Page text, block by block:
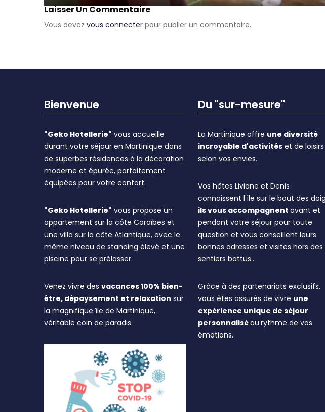
Laisser Un Commentaire
Vous devez vous connecter pour publier un commentaire.
Bienvenue
"Geko Hotellerie" vous accueille
durant votre séjour en Martinique dans
de superbes résidences à la décoration
moderne et épurée, parfaitement
équipées pour votre confort.
"Geko Hotellerie" vous propose un
appartement sur la côte Caraïbes et
une villa sur la côte Atlantique, avec le
même niveau de standing élevé et une
piscine pour se prélasser.
Venez vivre des vacances 100% bien-
être, dépaysement et relaxation sur
la magnifique île de Martinique,
véritable coin de paradis.
Du "sur-mesure"
La Martinique offre une diversité
incroyable d'activités et de loisirs
selon vos envies.
Vos hôtes Liviane et Denis
connaissent l'île sur le bout des
ils vous accompagnentavant et
pendant votre séjour pour toute
question et vous conseillent leurs
bonnes adresses et visites hors des
sentiers battus…
Grâce à des partenariats exclusifs,
vous êtes assurés de vivre une
expérience unique de séjour
personnaliséau rythme de vos
émotions.